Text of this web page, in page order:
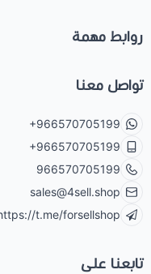
روابط مهمة
تواصل معنا
+966570705199
+966570705199
966570705199
sales@4sell.shop
https://t.me/forsellshop
تابعنا على